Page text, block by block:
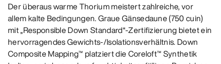
Der überaus warme Thorium meistert zahlreiche, vor
allem kalte Bedingungen. Graue Gänsedaune (750 cuin)
mit „Responsible Down Standard“-Zertifizierung bietet ein
hervorragendes Gewichts-/Isolationsverhältnis. Down
Composite Mapping™ platziert die Coreloft™ Synthetik